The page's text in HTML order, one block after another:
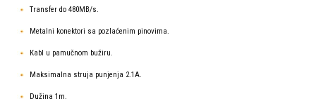
Transfer do 480MB/s.
Metalni konektori sa pozlaćenim pinovima.
Kabl u pamučnom bužiru.
Maksimalna struja punjenja 2.1A.
Dužina 1m.